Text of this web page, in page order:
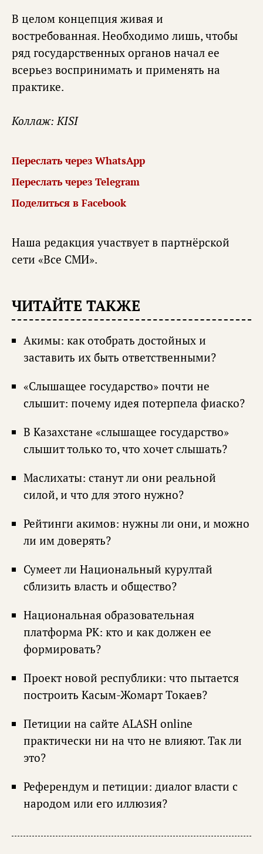
В целом концепция живая и
востребованная. Необходимо лишь, чтобы
ряд государственных органов начал ее
всерьез воспринимать и применять на
практике.
Коллаж: KISI
Переслать через WhatsApp
Переслать через Telegram
Поделиться в Facebook
Наша редакция участвует в партнёрской
сети «Все СМИ».
ЧИТАЙТЕ ТАКЖЕ
Акимы: как отобрать достойных и
заставить их быть ответственными?
«Слышащее государство» почти не
слышит: почему идея потерпела фиаско?
В Казахстане «слышащее государство»
слышит только то, что хочет слышать?
Маслихаты: станут ли они реальной
силой, и что для этого нужно?
Рейтинги акимов: нужны ли они, и можно
ли им доверять?
Сумеет ли Национальный курултай
сблизить власть и общество?
Национальная образовательная
платформа РК: кто и как должен ее
формировать?
Проект новой республики: что пытается
построить Касым-Жомарт Токаев?
Петиции на сайте ALASH online
практически ни на что не влияют. Так ли
это?
Референдум и петиции: диалог власти с
народом или его иллюзия?